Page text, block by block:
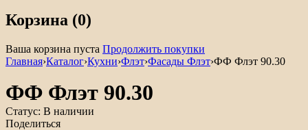
Корзина (0)
Ваша корзина пуста Продолжить покупки
Главная›Каталог›Кухни›Флэт›Фасады Флэт›ФФ Флэт 90.30
ФФ Флэт 90.30
Статус: В наличии
Поделиться